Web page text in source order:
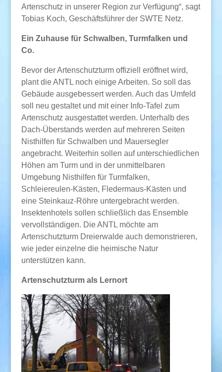
Artenschutz in unserer Region zur Verfügung“, sagt
Tobias Koch, Geschäftsführer der SWTE Netz.
Ein Zuhause für Schwalben, Turmfalken und
Co.
Bevor der Artenschutzturm offiziell eröffnet wird,
plant die ANTL noch einige Arbeiten. So soll das
Gebäude ausgebessert werden. Auch das Umfeld
soll neu gestaltet und mit einer Info-Tafel zum
Artenschutz ausgestattet werden. Unterhalb des
Dach-Überstands werden auf mehreren Seiten
Nisthilfen für Schwalben und Mauersegler
angebracht. Weiterhin sollen auf unterschiedlichen
Höhen am Turm und in der unmittelbaren
Umgebung Nisthilfen für Turmfalken,
Schleiereulen-Kästen, Fledermaus-Kästen und
eine Steinkauz-Röhre untergebracht werden.
Insektenhotels sollen schließlich das Ensemble
vervollständigen. Die ANTL möchte am
Artenschutzturm Dreierwalde auch demonstrieren,
wie jeder einzelne die heimische Natur
unterstützen kann.
Artenschutzturm als Lernort